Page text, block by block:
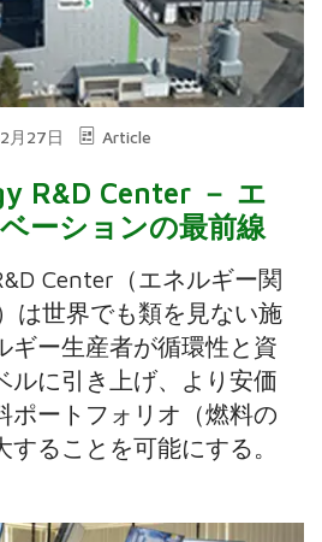
月27日 Article
R&D Center － エ
ーションの最前線
Center（エネルギー関
は世界でも類を見ない施
ギー生産者が循環性と資
ルに引き上げ、より安価
ポートフォリオ（燃料の
ることを可能にする。